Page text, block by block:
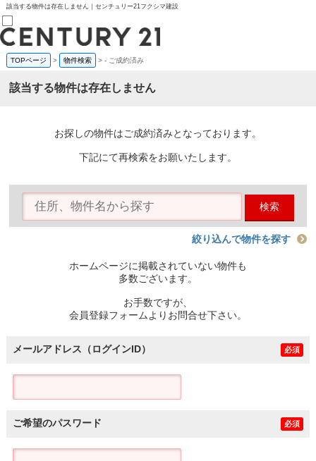
該当する物件は存在しません｜センチュリー21フクシマ建設
売買部
0120-800-844
賃貸部
会員メニュー
物件を探す
購入TOP
条件から探す
住宅ローン控除シミュレータ
TOPページ > 物件検索 >- ご成約済み
該当する物件は存在しません
お探しの物件はご成約済みとなっております。
下記にて再検索をお願いたします。
検索
絞り込んで物件を探す
ホームページに掲載されていない物件も
多数ございます。
お手数ですが、
会員登録フォームよりお問合せ下さい。
メールアドレス（ログインID） 必須
ご希望のパスワード 必須